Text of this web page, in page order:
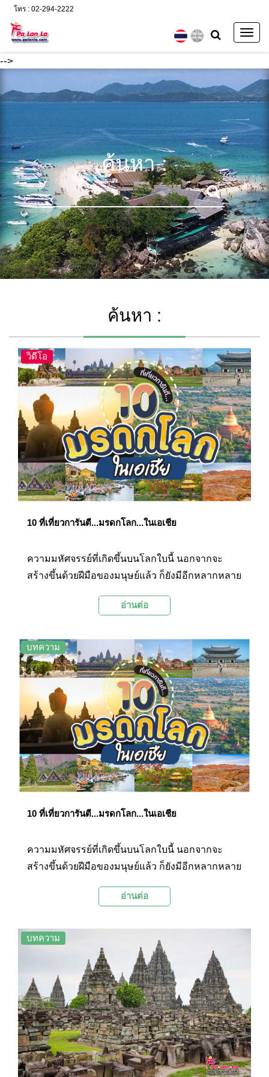
-->
โทร : 02-294-2222
ค้นหา :
ค้นหา :
วิดีโอ
10 ที่เที่ยวการันตี...มรดกโลก...ในเอเชีย
ความมหัศจรรย์ที่เกิดขึ้นบนโลกใบนี้ นอกจากจะ
สร้างขึ้นด้วยฝีมือของมนุษย์แล้ว ก็ยังมีอีกหลากหลาย
ใหญ่ และน่าทึ่งไม่แพ้กันเลยค่ะ วันนี้เราเลยจะพาไป
มรดกโลก จากองค์การยูเนสโก และยังเป็นสถานที่
ยอดฮิตที่ได้รับความนิยมจากท่องเที่ยวทั่วทุกมุมโลก
ค่ะ
อ่านต่อ
บทความ
10 ที่เที่ยวการันตี...มรดกโลก...ในเอเชีย
ความมหัศจรรย์ที่เกิดขึ้นบนโลกใบนี้ นอกจากจะ
สร้างขึ้นด้วยฝีมือของมนุษย์แล้ว ก็ยังมีอีกหลากหลาย
ใหญ่ และน่าทึ่งไม่แพ้กันเลยค่ะ วันนี้เราเลยจะพาไป
มรดกโลก จากองค์การยูเนสโก และยังเป็นสถานที่
ยอดฮิตที่ได้รับความนิยมจากท่องเที่ยวทั่วทุกมุมโลก
อ่านต่อ
บทความ